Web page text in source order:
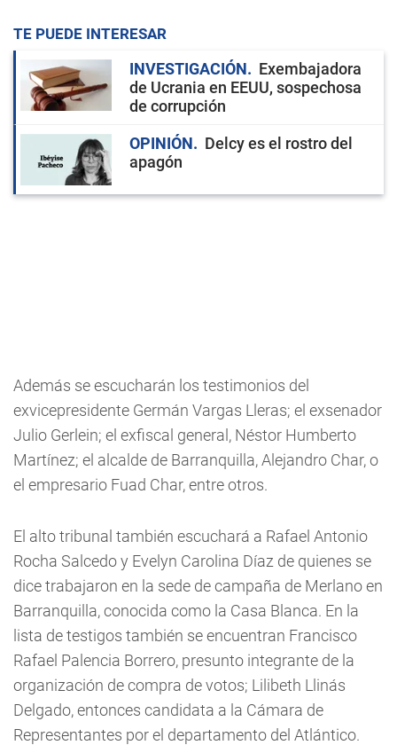
TE PUEDE INTERESAR
INVESTIGACIÓN
Exembajadora
de Ucrania en EEUU, sospechosa
de corrupción
OPINIÓN
Delcy es el rostro del
apagón
Además se escucharán los testimonios del
exvicepresidente Germán Vargas Lleras; el exsenador
Julio Gerlein; el exfiscal general, Néstor Humberto
Martínez; el alcalde de Barranquilla, Alejandro Char, o
el empresario Fuad Char, entre otros.
El alto tribunal también escuchará a Rafael Antonio
Rocha Salcedo y Evelyn Carolina Díaz de quienes se
dice trabajaron en la sede de campaña de Merlano en
Barranquilla, conocida como la Casa Blanca. En la
lista de testigos también se encuentran Francisco
Rafael Palencia Borrero, presunto integrante de la
organización de compra de votos; Lilibeth Llinás
Delgado, entonces candidata a la Cámara de
Representantes por el departamento del Atlántico.